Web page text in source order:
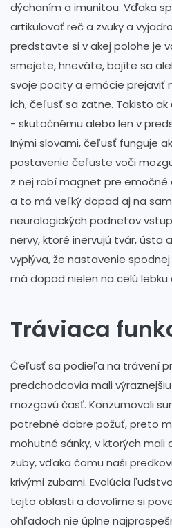
dýchaním a imunitou. Vďaka
artikulovať reč a zvuky a
predstavte si v akej polohe je
smejete, hneváte, bojíte sa
svoje pocity a emócie prejaviť
ich, čeľusť sa zatne. Takisto
- skutočnému alebo len v
Inými slovami, čeľusť funguje
postavenie čeľuste voči
z nej robí magnet pre
a to má veľký dopad aj na
neurologických podnetov
nervy, ktoré inervujú tvár, ústa
vyplýva, že nastavenie
má dopad nielen na celú lebku
Tráviaca
Čeľusť sa podieľa na trávení
predchodcovia mali
mozgovú časť. Konzumovali
potrebné dobre požuť, preto
mohutné sánky, v ktorých
zuby, vďaka čomu naši
krivými zubami. Evolúcia
tejto oblasti a dovolíme si
ohľadoch nie úplne